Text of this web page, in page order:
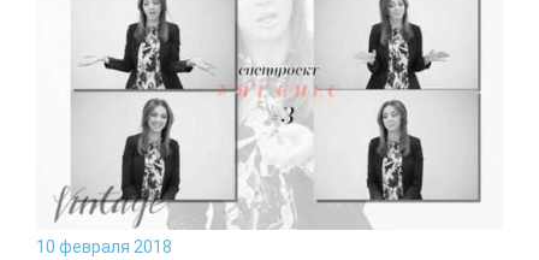
10 февраля 2018